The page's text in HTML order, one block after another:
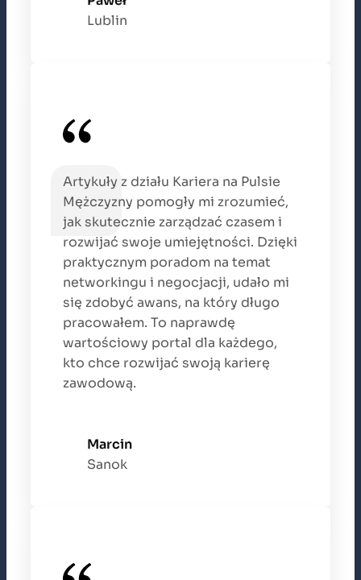
Lublin
Artykuły z działu Kariera na Pulsie
Mężczyzny pomogły mi zrozumieć,
jak skutecznie zarządzać czasem i
rozwijać swoje umiejętności. Dzięki
praktycznym poradom na temat
networkingu i negocjacji, udało mi
się zdobyć awans, na który długo
pracowałem. To naprawdę
wartościowy portal dla każdego,
kto chce rozwijać swoją karierę
zawodową.
Marcin
Sanok